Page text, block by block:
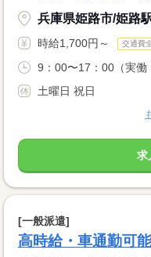
兵庫県姫路市/姫路
時給1,700円～ 交通費
9：00〜17：00（実働
土曜日 祝日
求
[一般派遣]
高時給・車通勤可